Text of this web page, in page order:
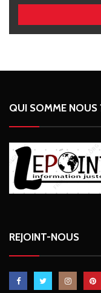
QUI SOMME NOUS
REJOINT-NOUS